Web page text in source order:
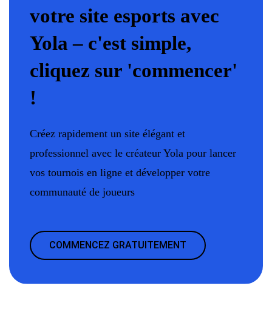
votre site esports avec
Yola – c'est simple,
cliquez sur 'commencer'
!
Créez rapidement un site élégant et
professionnel avec le créateur Yola pour lancer
vos tournois en ligne et développer votre
communauté de joueurs
COMMENCEZ GRATUITEMENT